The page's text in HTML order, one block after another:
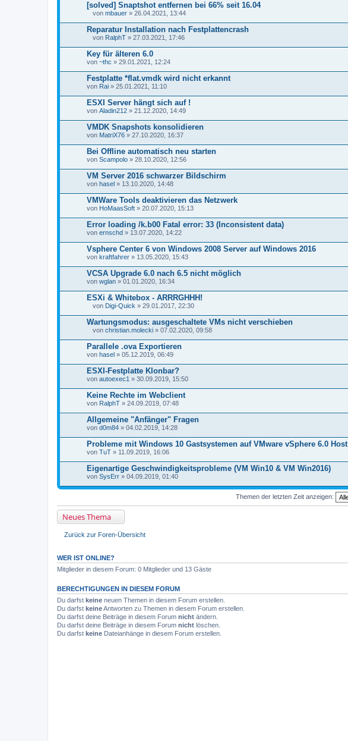
t
e
i
a
n
a
n
g
[solved] Snaptshot entfernen bei 66% seit 16.04
a
t
e
i
a
n
a
n
g
von mbauer » 26.04.2021, 13:44
Reparatur Installation nach Festplattencrash
a
t
e
i
a
n
a
n
g
von RalphT » 27.03.2021, 17:46
Key für älteren 6.0
von ~thc » 29.01.2021, 12:24
Festplatte *flat.vmdk wird nicht erkannt
von Rai » 25.01.2021, 11:10
ESXI Server hängt sich auf !
von Aladin212 » 21.12.2020, 14:49
VMDK Snapshots konsolidieren
von MatriX76 » 27.10.2020, 16:37
Bei Offline automatisch neu starten
von Scampolo » 28.10.2020, 12:56
VM Server 2016 schwarzer Bildschirm
von hasel » 13.10.2020, 14:48
VMWare Tools deaktivieren das Netzwerk
von HoMaasSoft » 20.07.2020, 15:13
Error loading /k.b00 Fatal error: 33 (Inconsistent data)
von ernschd » 13.07.2020, 14:22
Vsphere Center 6 von Windows 2008 Server auf Windows 2016
von kraftfahrer » 13.05.2020, 15:43
VCSA Upgrade 6.0 nach 6.5 nicht möglich
von wglan » 01.01.2020, 16:34
ESXi & Whitebox - ARRRGHHH!
a
t
e
i
a
n
a
n
g
von Digi-Quick » 29.01.2017, 22:30
Wartungsmodus: ausgeschaltete VMs nicht verschieben
a
t
e
i
a
n
a
n
g
von christian.molecki » 07.02.2020, 09:58
Parallele .ova Exportieren
von hasel » 05.12.2019, 06:49
ESXI-Festplatte Klonbar?
von autoexec1 » 30.09.2019, 15:50
Keine Rechte im Webclient
von RalphT » 24.09.2019, 07:48
Allgemeine "Anfänger" Fragen
von d0m84 » 04.02.2019, 14:28
Probleme mit Windows 10 Gastsystemen auf VMware vSphere 6.0 Host
von TuT » 11.09.2019, 16:06
Eigenartige Geschwindigkeitsprobleme (VM Win10 & VM Win2016)
von SysErr » 04.09.2019, 01:40
Themen der letzten Zeit anzeigen:
Neues Thema
Zurück zur Foren-Übersicht
WER IST ONLINE?
Mitglieder in diesem Forum: 0 Mitglieder und 13 Gäste
BERECHTIGUNGEN IN DIESEM FORUM
Du darfst keine neuen Themen in diesem Forum erstellen.
Du darfst keineAntworten zu Themen in diesem Forum erstellen.
Du darfst deine Beiträge in diesem Forum nicht ändern.
Du darfst deine Beiträge in diesem Forum nicht löschen.
Du darfst keine Dateianhänge in diesem Forum erstellen.